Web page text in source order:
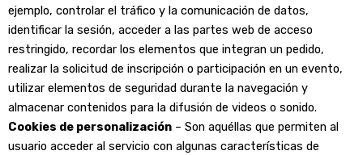
ejemplo, controlar el tráfico y la comunicación de datos,
identificar la sesión, acceder a las partes web de acceso
restringido, recordar los elementos que integran un pedido,
realizar la solicitud de inscripción o participación en un evento,
utilizar elementos de seguridad durante la navegación y
almacenar contenidos para la difusión de videos o sonido.
Cookies de personalización – Son aquéllas que permiten al
usuario acceder al servicio con algunas características de